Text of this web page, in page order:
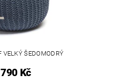
VELKÝ ŠEDOMODRÝ
Kč